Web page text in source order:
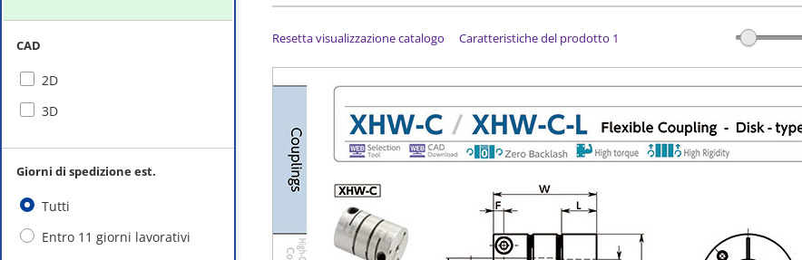
CAD
2D
3D
Giorni di spedizione est.
Tutti
Entro 11 giorni lavorativi
Resetta visualizzazione catalogo Caratteristiche del prodotto 1